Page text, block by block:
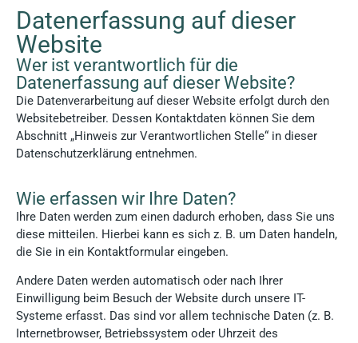
Datenerfassung auf dieser
Website
Wer ist verantwortlich für die
Datenerfassung auf dieser Website?
Die Datenverarbeitung auf dieser Website erfolgt durch den
Websitebetreiber. Dessen Kontaktdaten können Sie dem
Abschnitt „Hinweis zur Verantwortlichen Stelle“ in dieser
Datenschutzerklärung entnehmen.
Wie erfassen wir Ihre Daten?
Ihre Daten werden zum einen dadurch erhoben, dass Sie uns
diese mitteilen. Hierbei kann es sich z. B. um Daten handeln,
die Sie in ein Kontaktformular eingeben.
Andere Daten werden automatisch oder nach Ihrer
Einwilligung beim Besuch der Website durch unsere IT-
Systeme erfasst. Das sind vor allem technische Daten (z. B.
Internetbrowser, Betriebssystem oder Uhrzeit des